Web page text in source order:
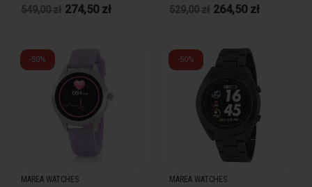
549,00 zł 274,50 zł 529,00 zł 264,50 zł
-50%
MAREA WATCHES
-50%
MAREA WATCHES